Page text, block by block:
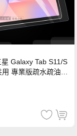
Galaxy Tab S11/S
用 專業版疏水疏油9